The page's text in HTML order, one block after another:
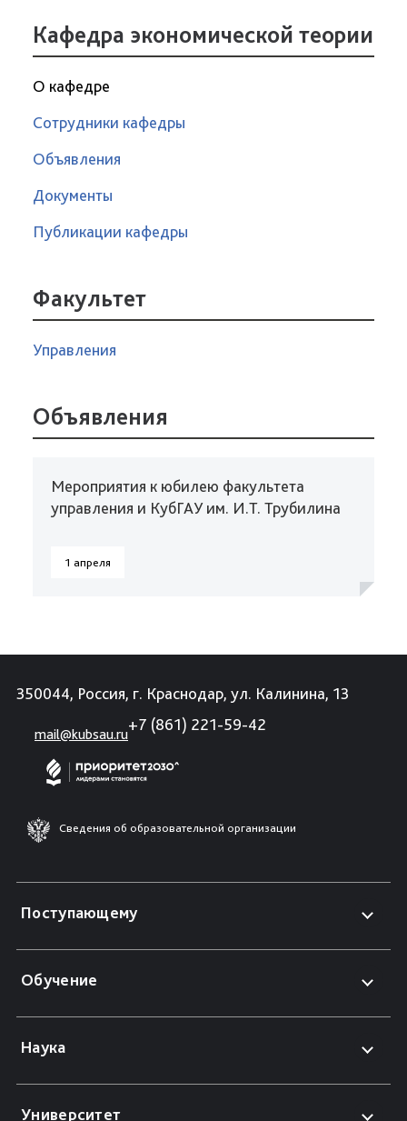
Кафедра экономической теории
О кафедре
Сотрудники кафедры
Объявления
Документы
Публикации кафедры
Факультет
Управления
Объявления
Мероприятия к юбилею факультета
управления и КубГАУ им. И.Т. Трубилина
1 апреля
350044, Россия, г. Краснодар, ул. Калинина, 13
mail@kubsau.ru
+7 (861) 221-59-42
Сведения об образовательной организации
Поступающему
Обучение
Наука
Университет